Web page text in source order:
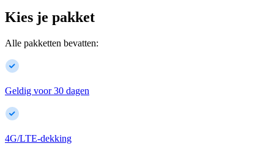
Kies je pakket
Alle pakketten bevatten:
Geldig voor 30 dagen
4G/LTE-dekking